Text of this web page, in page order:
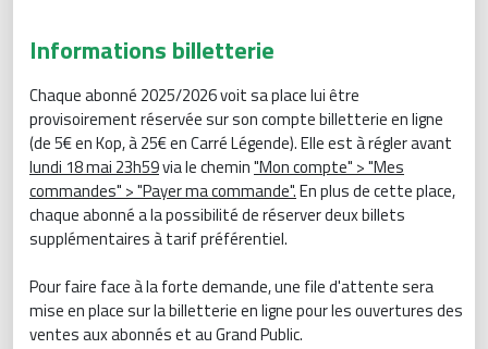
Informations billetterie
Chaque abonné 2025/2026 voit sa place lui être
provisoirement réservée sur son compte billetterie en ligne
(de 5€ en Kop, à 25€ en Carré Légende). Elle est à régler avant
lundi 18 mai 23h59via le chemin"Mon compte" > "Mes
commandes" > "Payer ma commande".En plus de cette place,
chaque abonné a la possibilité de réserver deux billets
supplémentaires à tarif préférentiel.
Pour faire face à la forte demande, une file d'attente sera
mise en place sur la billetterie en ligne pour les ouvertures des
ventes aux abonnés et au Grand Public.